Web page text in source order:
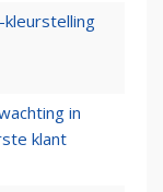
kleurstelling
in
klant